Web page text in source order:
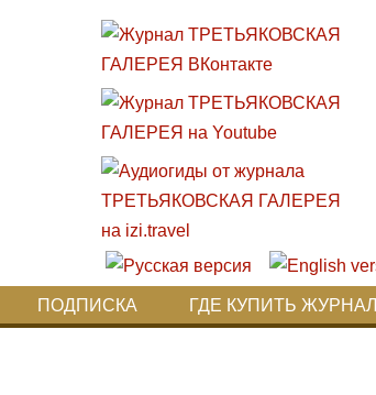
ПОДПИСКА ГДЕ КУПИТЬ ЖУРНАЛ